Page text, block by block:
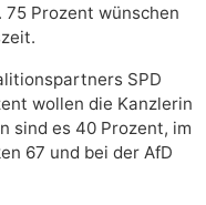
Prozent wünschen
SPD
wollen die Kanzlerin
sind es 40 Prozent, im
67 und bei der AfD